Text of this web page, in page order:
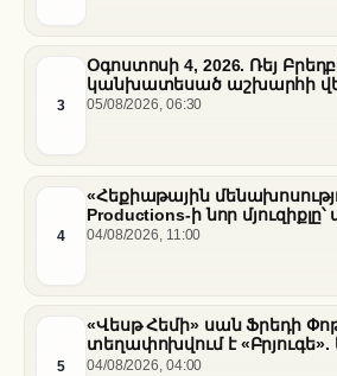
3
Օգոստոսի 4, 2026. Ռեյ
կանխատեսած աշխարհի
05/08/2026, 06:30
4
«Հեքիաթային
Productions-ի նոր
պատմությունների նոր
04/08/2026, 11:00
5
«Վեսթ Հեմի» սան Ֆրեդի
տեղափոխվում է
դժգոհությունը և ակումբի
04/08/2026, 04:00